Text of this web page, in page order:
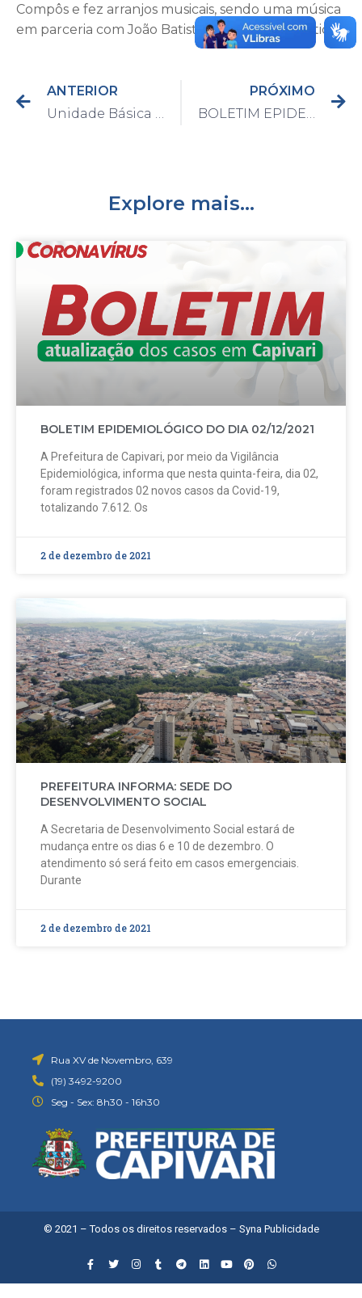
Compôs e fez arranjos musicais, sendo uma música
em parceria com João Batista Campanholi, o Titico.
ANTERIOR
PRÓXIMO
Explore mais...
BOLETIM EPIDEMIOLÓGICO DO DIA 02/12/2021
A Prefeitura de Capivari, por meio da Vigilância
Epidemiológica, informa que nesta quinta-feira, dia 02,
foram registrados 02 novos casos da Covid-19,
totalizando 7.612. Os
2 de dezembro de 2021
PREFEITURA INFORMA: SEDE DO
DESENVOLVIMENTO SOCIAL
A Secretaria de Desenvolvimento Social estará de
mudança entre os dias 6 e 10 de dezembro. O
atendimento só será feito em casos emergenciais.
Durante
2 de dezembro de 2021
Rua XV de Novembro, 639
(19) 3492-9200
Seg - Sex: 8h30 - 16h30
© 2021 – Todos os direitos reservados – Syna Publicidade